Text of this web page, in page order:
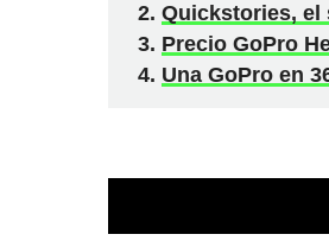
Quickstories, el
Precio GoPro
Una GoPro en